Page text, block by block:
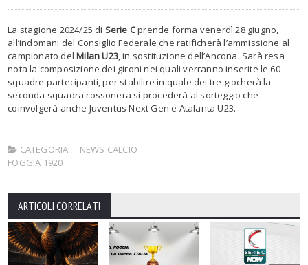
La stagione 2024/25 di Serie Cprende forma venerdì 28 giugno,
all’indomani del Consiglio Federale che ratificherà l’ammissione al
campionato delMilan U23, in sostituzione dell’Ancona. Sarà resa
nota la composizione dei gironi nei quali verranno inserite le 60
squadre partecipanti, per stabilire in quale dei tre giocherà la
seconda squadra rossonera si procederà al sorteggio che
coinvolgerà anche Juventus Next Gen e Atalanta U23.
CATEGORIA:
NEWS CALCIO
FOGGIA 1920
ARTICOLI CORRELATI